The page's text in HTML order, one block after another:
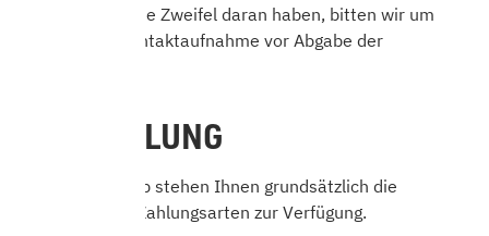
erfüllt ist oder Sie Zweifel daran haben, bitten wir um
telefonische Kontaktaufnahme vor Abgabe der
7. BEZAHLUNG
In unserem Shop stehen Ihnen grundsätzlich die
nachfolgenden Zahlungsarten zur Verfügung.